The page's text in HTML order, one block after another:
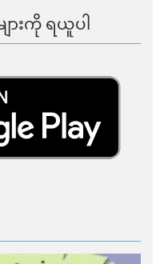
ားကို ရယူပါ